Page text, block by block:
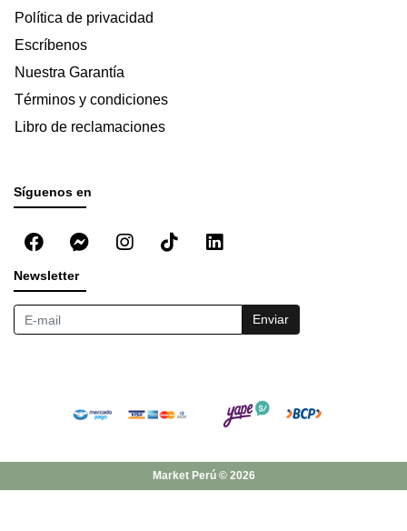
Política de privacidad
Escríbenos
Nuestra Garantía
Términos y condiciones
Libro de reclamaciones
Síguenos en
Newsletter
Enviar
Market Perú © 2026